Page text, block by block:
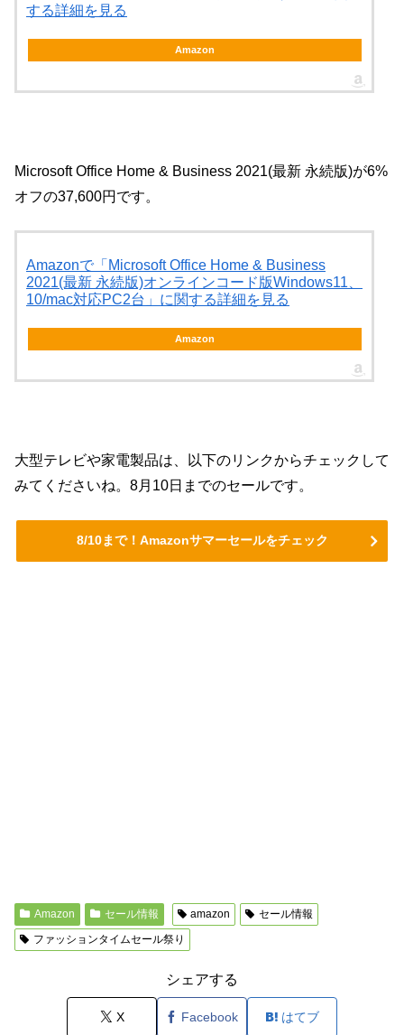
する詳細を見る
Amazon
Microsoft Office Home & Business 2021(最新 永続版)が6%
オフの37,600円です。
Amazonで「Microsoft Office Home & Business
2021(最新 永続版)オンラインコード版Windows11、
10/mac対応PC2台」に関する詳細を見る
Amazon
大型テレビや家電製品は、以下のリンクからチェックして
みてくださいね。8月10日までのセールです。
8/10まで！Amazonサマーセールをチェック
Amazon セール情報 amazon
セール情報
ファッションタイムセール祭り
シェアする
X Facebook はてブ